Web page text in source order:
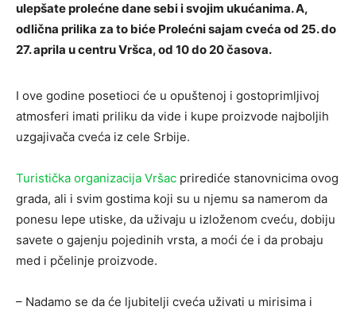
ulepšate prolećne dane sebi i svojim ukućanima. A,
odlična prilika za to biće Prolećni sajam cveća od 25. do
27. aprila u centru Vršca, od 10 do 20 časova.
I ove godine posetioci će u opuštenoj i gostoprimljivoj
atmosferi imati priliku da vide i kupe proizvode najboljih
uzgajivača cveća iz cele Srbije.
Turistička organizacija Vršac prirediće stanovnicima ovog
grada, ali i svim gostima koji su u njemu sa namerom da
ponesu lepe utiske, da uživaju u izloženom cveću, dobiju
savete o gajenju pojedinih vrsta, a moći će i da probaju
med i pčelinje proizvode.
– Nadamo se da će ljubitelji cveća uživati u mirisima i